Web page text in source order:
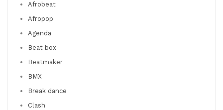
Afrobeat
Afropop
Agenda
Beat box
Beatmaker
BMX
Break dance
Clash